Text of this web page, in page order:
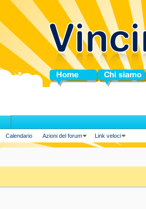
Home Chi siamo
Calendario Azioni del forum Link veloci